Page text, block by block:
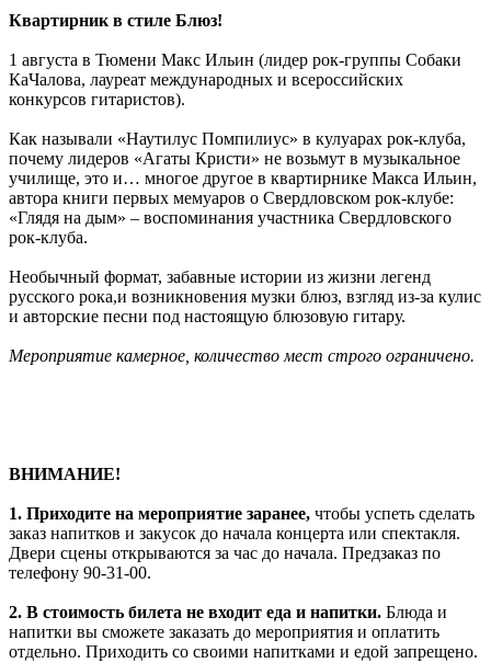
Квартирник в стиле Блюз!
1 августа в Тюмени Макс Ильин (лидер рок-группы Собаки
КаЧалова, лауреат международных и всероссийских
конкурсов гитаристов).
Как называли «Наутилус Помпилиус» в кулуарах рок-клуба,
почему лидеров «Агаты Кристи» не возьмут в музыкальное
училище, это и… многое другое в квартирнике Макса Ильин,
автора книги первых мемуаров о Свердловском рок-клубе:
«Глядя на дым» – воспоминания участника Свердловского
рок-клуба.
Необычный формат, забавные истории из жизни легенд
русского рока,и возникновения музки блюз, взгляд из-за кулис
и авторские песни под настоящую блюзовую гитару.
Мероприятие камерное, количество мест строго ограничено.
ВНИМАНИЕ!
1. Приходите на мероприятие заранее, чтобы успеть сделать
заказ напитков и закусок до начала концерта или спектакля.
Двери сцены открываются за час до начала. Предзаказ по
телефону 90-31-00.
2. В стоимость билета не входит еда и напитки. Блюда и
напитки вы сможете заказать до мероприятия и оплатить
отдельно. Приходить со своими напитками и едой запрещено.